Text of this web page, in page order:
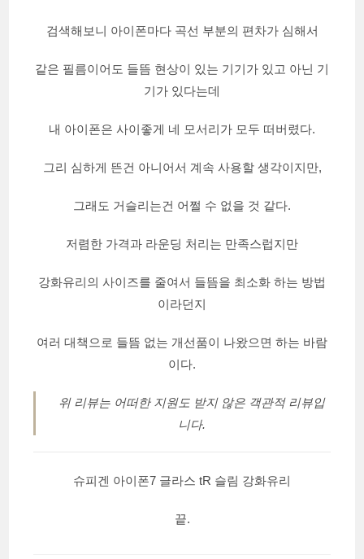
검색해보니 아이폰마다 곡선 부분의 편차가 심해서
같은 필름이어도 들뜸 현상이 있는 기기가 있고 아닌 기
기가 있다는데
내 아이폰은 사이좋게 네 모서리가 모두 떠버렸다.
그리 심하게 뜬건 아니어서 계속 사용할 생각이지만,
그래도 거슬리는건 어쩔 수 없을 것 같다.
저렴한 가격과 라운딩 처리는 만족스럽지만
강화유리의 사이즈를 줄여서 들뜸을 최소화 하는 방법
이라던지
여러 대책으로 들뜸 없는 개선품이 나왔으면 하는 바람
이다.
위 리뷰는 어떠한 지원도 받지 않은 객관적 리뷰입
니다.
슈피겐 아이폰7 글라스 tR 슬림 강화유리
끝.